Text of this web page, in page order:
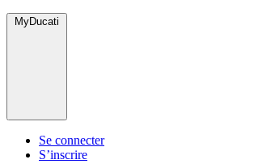
MyDucati
Se connecter
S’inscrire